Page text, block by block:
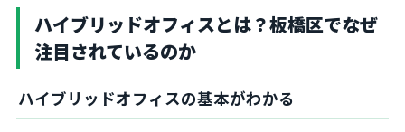
ハイブリッドオフィスとは？板橋区でなぜ
注目されているのか
ハイブリッドオフィスの基本がわかる